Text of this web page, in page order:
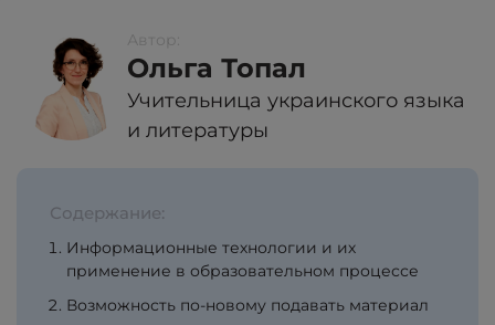
Автор:
Ольга Топал
Учительница украинского языка
и литературы
Содержание:
Информационные технологии и их
применение в образовательном процессе
Возможность по-новому подавать материал